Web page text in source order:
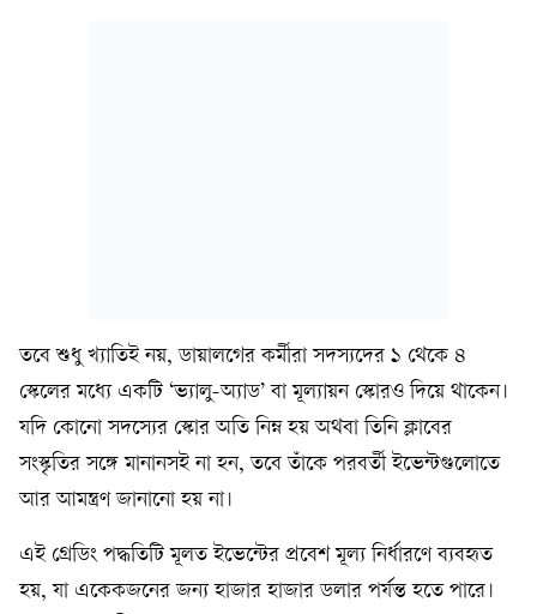
তবে শুধু খ্যাতিই নয়, ডায়ালগের কর্মীরা সদস্যদের ১ থেকে ৪
স্কেলের মধ্যে একটি ‘ভ্যালু-অ্যাড’ বা মূল্যায়ন স্কোরও দিয়ে থাকেন।
যদি কোনো সদস্যের স্কোর অতি নিম্ন হয় অথবা তিনি ক্লাবের
সংস্কৃতির সঙ্গে মানানসই না হন, তবে তাঁকে পরবর্তী ইভেন্টগুলোতে
আর আমন্ত্রণ জানানো হয় না।
এই গ্রেডিং পদ্ধতিটি মূলত ইভেন্টের প্রবেশ মূল্য নির্ধারণে ব্যবহৃত
হয়, যা একেকজনের জন্য হাজার হাজার ডলার পর্যন্ত হতে পারে।